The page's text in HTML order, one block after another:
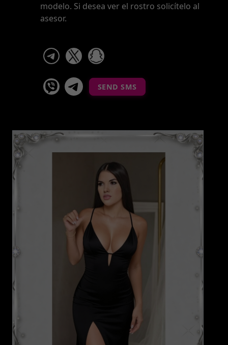
modelo. Si desea ver el rostro solicítelo al
asesor.
telegram
viber Telegram La Celestina
SEND SMS